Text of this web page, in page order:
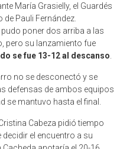
María Grasielly, el Guardés
Pauli Fernández.
poner dos arriba a las
pero su lanzamiento fue
se fue 13-12 al descanso.
no se desconectó y se
defensas de ambos equipos
se mantuvo hasta el final.
Cabeza pidió tiempo
el encuentro a su